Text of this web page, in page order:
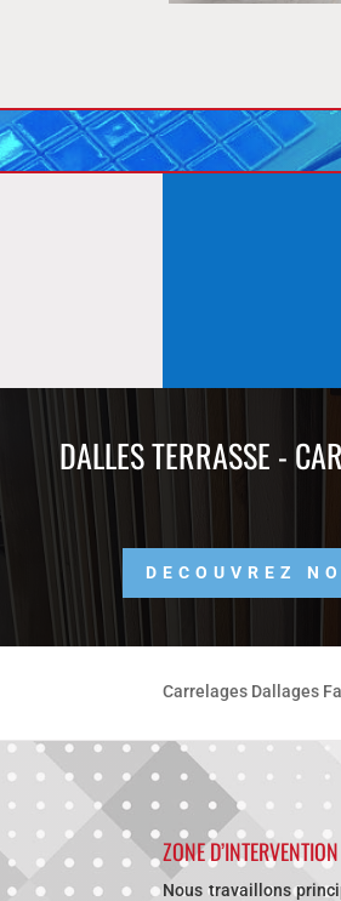
DALLES TERRASSE -
DECOUVREZ
Carrelages Dallages
ZONE D’INTERVENTION
Nous travaillons